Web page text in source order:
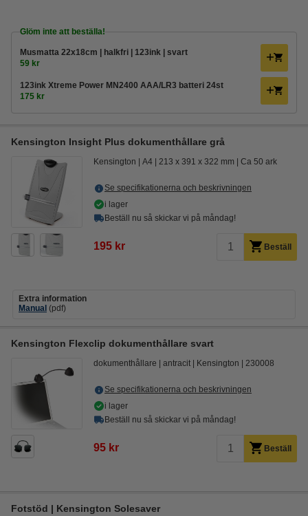
Glöm inte att beställa!
Musmatta 22x18cm | halkfri | 123ink | svart
59 kr
123ink Xtreme Power MN2400 AAA/LR3 batteri 24st
175 kr
Kensington Insight Plus dokumenthållare grå
Kensington A4 213 x 391 x 322 mm Ca 50 ark
Se specifikationerna och beskrivningen
i lager
Beställ nu så skickar vi på måndag!
195 kr Beställ
Extra information
Manual (pdf)
Kensington Flexclip dokumenthållare svart
dokumenthållare antracit Kensington 230008
Se specifikationerna och beskrivningen
i lager
Beställ nu så skickar vi på måndag!
95 kr Beställ
Fotstöd | Kensington Solesaver